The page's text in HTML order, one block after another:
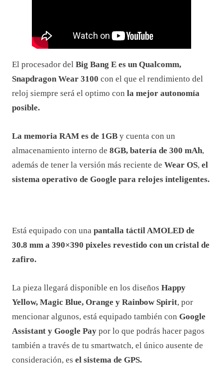
El procesador del Big Bang E es un Qualcomm,
Snapdragon Wear 3100 con el que el rendimiento del
reloj siempre será el optimo con la mejor autonomía
posible.
La memoria RAM es de 1GB y cuenta con un
almacenamiento interno de 8GB, batería de 300 mAh,
además de tener la versión más reciente de Wear OS, el
sistema operativo de Google para relojes inteligentes.
Está equipado con una pantalla táctil AMOLED de
30.8 mm a 390×390 pixeles revestido con un cristal de
zafiro.
La pieza llegará disponible en los diseños Happy
Yellow, Magic Blue, Orange y Rainbow Spirit, por
mencionar algunos, está equipado también con Google
Assistant y Google Pay por lo que podrás hacer pagos
también a través de tu smartwatch, el único ausente de
consideración, es el sistema de GPS.